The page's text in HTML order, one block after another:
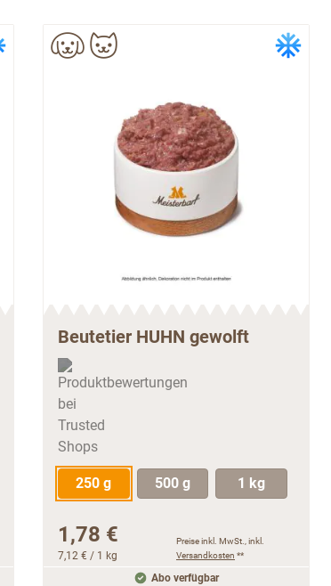
Beutetier HUHN gewolft
250 g 500 g 1 kg
1,78 €
7,12 € / 1 kg
Preise inkl. MwSt., inkl.
Versandkosten **
Abo verfügbar